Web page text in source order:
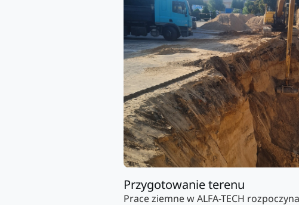
Przygotowanie terenu
Prace ziemne w ALFA-TECH